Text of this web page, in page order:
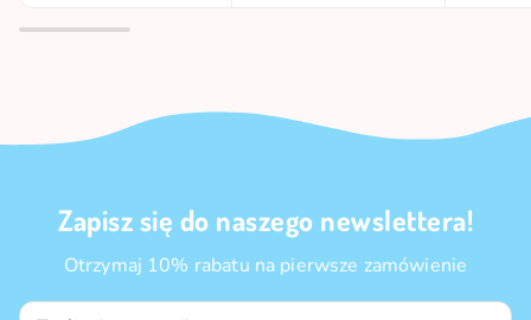
Zapisz się do naszego newslettera!
Otrzymaj 10% rabatu na pierwsze zamówienie